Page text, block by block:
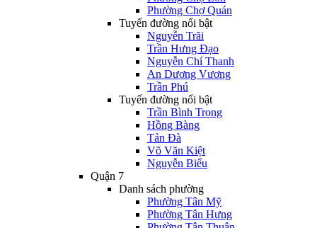
Phường Chợ Quán
Tuyến đường nổi bật
Nguyễn Trãi
Trần Hưng Đạo
Nguyễn Chí Thanh
An Dương Vương
Trần Phú
Tuyến đường nổi bật
Trần Bình Trọng
Hồng Bàng
Tản Đà
Võ Văn Kiệt
Nguyễn Biểu
Quận 7
Danh sách phường
Phường Tân Mỹ
Phường Tân Hưng